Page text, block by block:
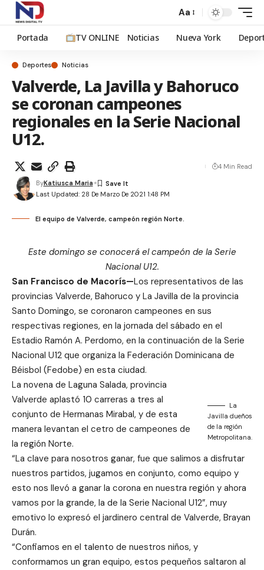
Aa
Portada TV ONLINE Noticias Nueva York
Deportes Noticias
Valverde, La Javilla y Bahoruco
se coronan campeones
regionales en la Serie Nacional
U12.
Last Updated: 28 De Marzo De 2021 1:48 PM
ByKatiusca Maria
4 Min Read
El equipo de Valverde, campeón región Norte.
Este domingo se conocerá el campeón de la Serie
Nacional U12.
San Francisco de Macorís—Los representativos de las
provincias Valverde, Bahoruco y La Javilla de la provincia
Santo Domingo, se coronaron campeones en sus
respectivas regiones, en la jornada del sábado en el
Estadio Ramón A. Perdomo, en la continuación de la Serie
Nacional U12 que organiza la Federación Dominicana de
Béisbol (Fedobe) en esta ciudad.
La
Javilla dueños
de la región
Metropolitana.
La novena de Laguna Salada, provincia
Valverde aplastó 10 carreras a tres al
conjunto de Hermanas Mirabal, y de esta
manera levantan el cetro de campeones de
la región Norte.
“La clave para nosotros ganar, fue que salimos a disfrutar
nuestros partidos, jugamos en conjunto, como equipo y
esto nos llevó a ganar la corona en nuestra región y ahora
vamos por la grande, la de la Serie Nacional U12”, muy
emotivo lo expresó el jardinero central de Valverde, Brayan
Durán.
“Confiamos en el talento de nuestros niños, y
conformamos un gran equipo, estos pequeños saltaron al